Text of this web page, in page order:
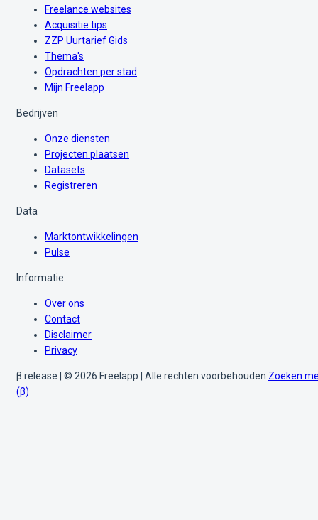
Freelance websites
Acquisitie tips
ZZP Uurtarief Gids
Thema's
Opdrachten per stad
Mijn Freelapp
Bedrijven
Onze diensten
Projecten plaatsen
Datasets
Registreren
Data
Marktontwikkelingen
Pulse
Informatie
Over ons
Contact
Disclaimer
Privacy
β release | © 2026 Freelapp | Alle rechten voorbehouden Zoeken
(β)